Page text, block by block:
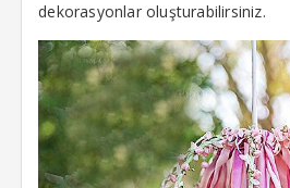
giriş
giriş
dekorasyonlar oluşturabilirsiniz.